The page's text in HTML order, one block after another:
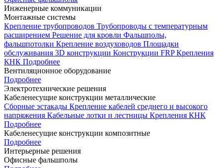
Инженерные коммуникации
Монтажные системы
Крепление трубопроводов Трубопроводы с температурным
расширением Решение для кровли Фальшполы,
фальшпотолки Крепление воздуховодов Площадки
обслуживания 3D конструкции Конструкции FRPКрепления
КНК Подробнее
Вентиляционное оборудование
Подробнее
Электротехнические решения
Кабеленесущие конструкции металлические
Сборные эстакады Крепление кабелей среднего и высокого
напряжения Кабельные лотки и лестницы Крепления КНК
Подробнее
Кабеленесущие конструкции композитные
Подробнее
Интерьерные решения
Офисные фальшполы